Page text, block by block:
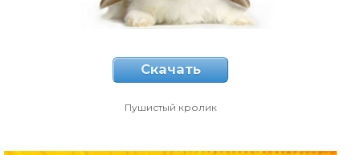
Скачать
Пушистый кролик